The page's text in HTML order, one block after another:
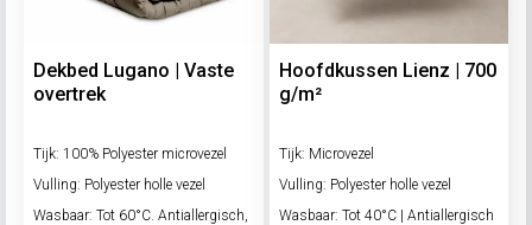
Dekbed Lugano | Vaste
overtrek
Tijk: 100% Polyester microvezel
Vulling: Polyester holle vezel
Wasbaar: Tot 60°C. Antiallergisch,
Hoofdkussen Lienz | 700
g/m²
Tijk: Microvezel
Vulling: Polyester holle vezel
Wasbaar: Tot 40°C | Antiallergisch